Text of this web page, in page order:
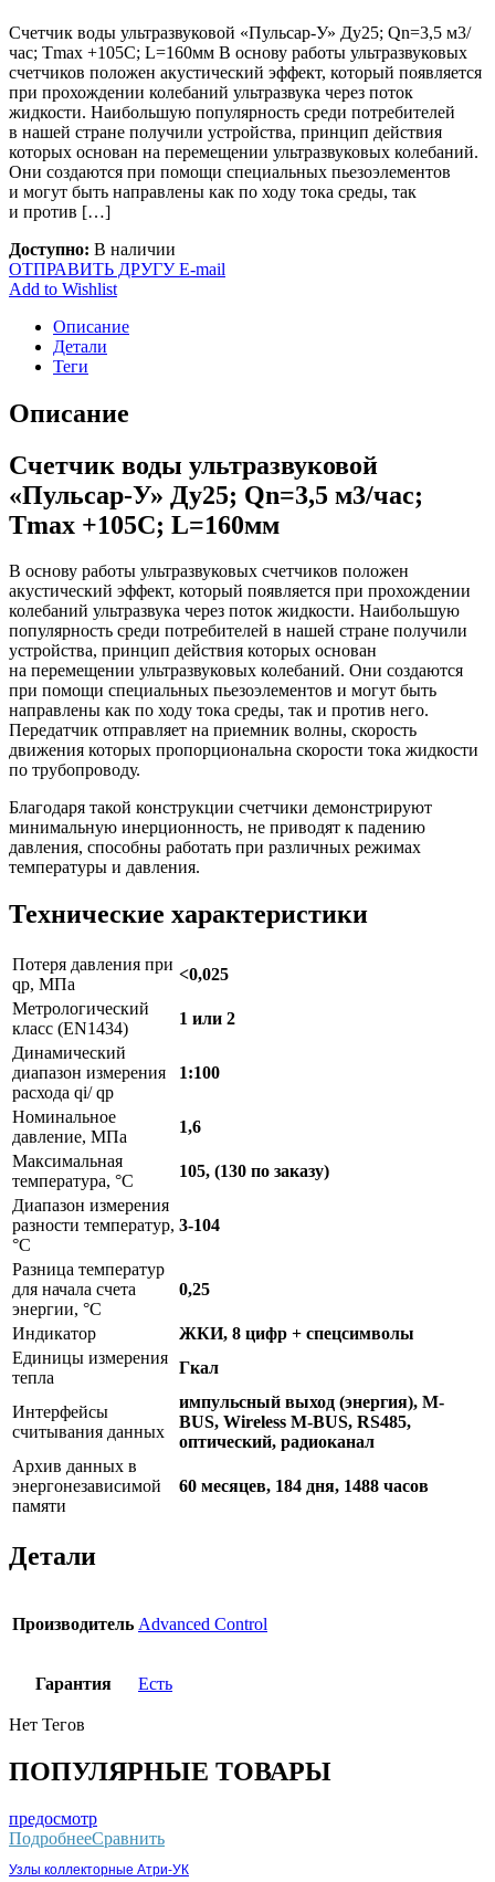
Счетчик воды ультразвуковой «Пульсар-У» Ду25; Qn=3,5 м3/
час; Tmax +105C; L=160мм В основу работы ультразвуковых
счетчиков положен акустический эффект, который появляется
при прохождении колебаний ультразвука через поток
жидкости. Наибольшую популярность среди потребителей
в нашей стране получили устройства, принцип действия
которых основан на перемещении ультразвуковых колебаний.
Они создаются при помощи специальных пьезоэлементов
и могут быть направлены как по ходу тока среды, так
и против […]
Доступно: В наличии
ОТПРАВИТЬ ДРУГУ E-mail
Add to Wishlist
Описание
Детали
Теги
Описание
Счетчик воды ультразвуковой
«Пульсар-У» Ду25; Qn=3,5 м3/час;
Tmax +105C; L=160мм
В основу работы ультразвуковых счетчиков положен
акустический эффект, который появляется при прохождении
колебаний ультразвука через поток жидкости. Наибольшую
популярность среди потребителей в нашей стране получили
устройства, принцип действия которых основан
на перемещении ультразвуковых колебаний. Они создаются
при помощи специальных пьезоэлементов и могут быть
направлены как по ходу тока среды, так и против него.
Передатчик отправляет на приемник волны, скорость
движения которых пропорциональна скорости тока жидкости
по трубопроводу.
Благодаря такой конструкции счетчики демонстрируют
минимальную инерционность, не приводят к падению
давления, способны работать при различных режимах
температуры и давления.
Технические характеристики
Потеря давления при
qp, МПа
<0,025
Метрологический
класс (EN1434)
1 или 2
Динамический
диапазон измерения
расхода qi/ qp
1:100
Номинальное
давление, МПа
1,6
Максимальная
температура, °C
105, (130 по заказу)
Диапазон измерения
разности температур,
°C
3-104
Разница температур
для начала счета
энергии, °C
0,25
Индикатор
ЖКИ, 8 цифр + спецсимволы
Единицы измерения
тепла
Гкал
Интерфейсы
считывания данных
импульсный выход (энергия), M-
BUS, Wireless M-BUS, RS485,
оптический, радиоканал
Архив данных в
энергонезависимой
памяти
60 месяцев, 184 дня, 1488 часов
Детали
Производитель Advanced Control
Гарантия Есть
Нет Тегов
ПОПУЛЯРНЫЕ ТОВАРЫ
предосмотр
ПодробнееСравнить
Узлы коллекторные Атри-УК